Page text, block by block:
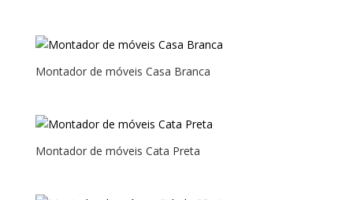
Montador de móveis Casa Branca
Montador de móveis Cata Preta